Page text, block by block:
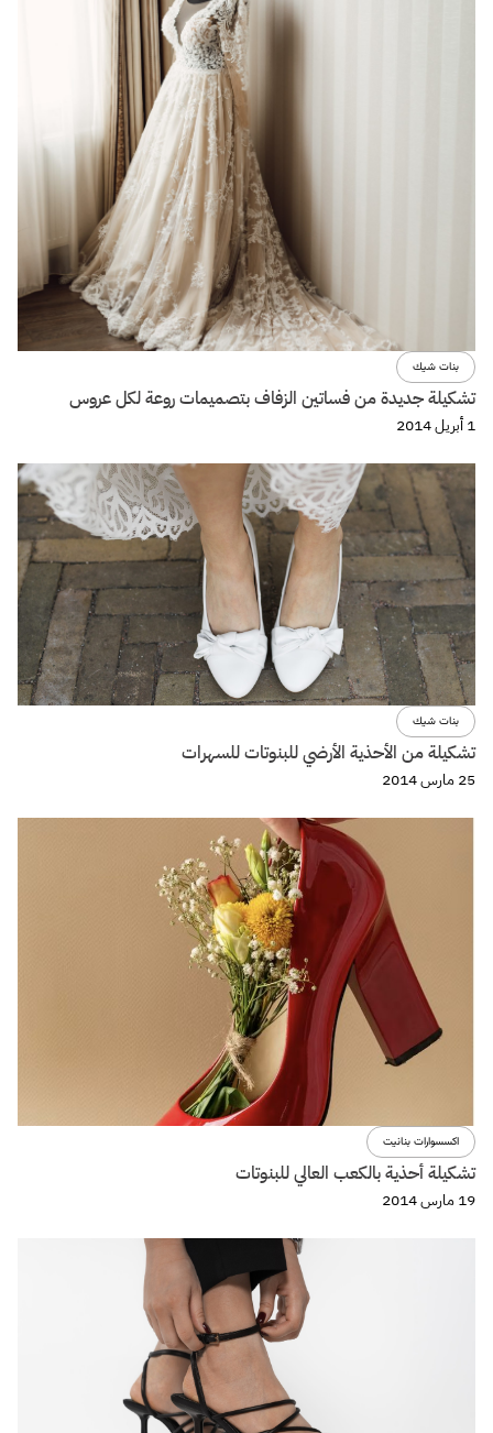
بنات شيك
تشكيلة جديدة من فساتين الزفاف بتصميمات روعة لكل عروس
1 أبريل 2014
بنات شيك
تشكيلة من الأحذية الأرضي للبنوتات للسهرات
25 مارس 2014
اكسسوارات بنانيت
تشكيلة أحذية بالكعب العالي للبنوتات
19 مارس 2014